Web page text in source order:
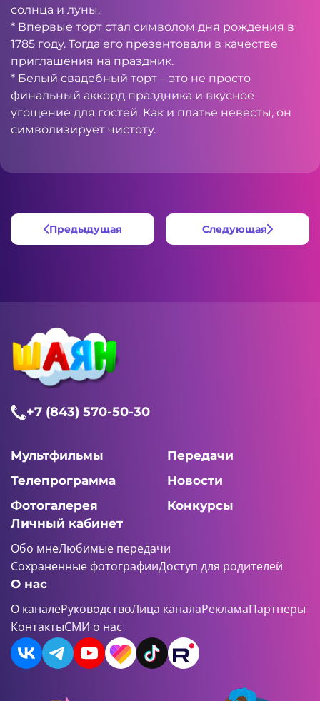
солнца и луны.
* Впервые торт стал символом дня рождения в
1785 году. Тогда его презентовали в качестве
приглашения на праздник.
* Белый свадебный торт – это не просто
финальный аккорд праздника и вкусное
угощение для гостей. Как и платье невесты, он
символизирует чистоту.
Предыдущая Следующая
+7 (843) 570-50-30
Мультфильмы
Передачи
Телепрограмма
Новости
Фотогалерея
Конкурсы
Личный кабинет
Обо мнеЛюбимые передачи
Сохраненные фотографииДоступ для родителей
О нас
О каналеРуководствоЛица каналаРекламаПартнеры
КонтактыСМИ о нас